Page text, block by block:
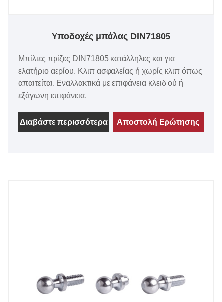
Υποδοχές μπάλας DIN71805
Μπίλιες πρίζες DIN71805 κατάλληλες και για
ελατήριο αερίου. Κλιπ ασφαλείας ή χωρίς κλιπ όπως
απαιτείται. Εναλλακτικά με επιφάνεια κλειδιού ή
εξάγωνη επιφάνεια.
Διαβάστε περισσότερα Αποστολή Ερώτησης